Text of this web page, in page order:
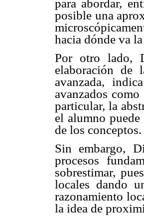
para abordar,
posible una
hacia dónde va
Por otro lado,
elaboración de
avanzada,
avanzados
particular, la
el alumno
de los conceptos.
Sin embargo,
procesos
sobrestimar,
locales dando
razonamiento
la idea de